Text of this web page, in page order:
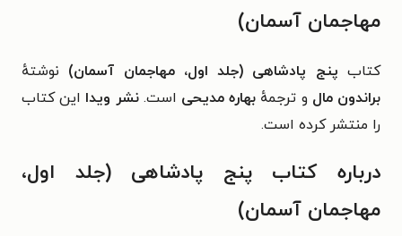
مهاجمان آسمان)
کتاب پنج پادشاهی (جلد اول، مهاجمان آسمان) نوشتهٔ
براندون مال و ترجمهٔ بهاره مدیحی است. نشر ویدا این کتاب
را منتشر کرده است.
درباره کتاب پنج پادشاهی (جلد اول،
مهاجمان آسمان)